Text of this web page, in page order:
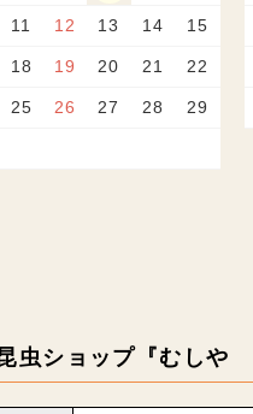
11 12 13 14 15
18 19 20 21 22
25 26 27 28 29
虫ショップ『むしや